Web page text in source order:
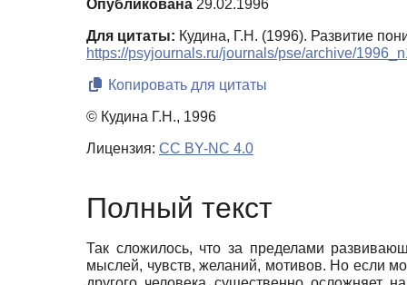
Опубликована 29.02.1996
Для цитаты: Кудина, Г.Н. (1996). Развитие
https://psyjournals.ru/journals/pse/archive/
Копировать для цитаты
© Кудина Г.Н., 1996
Лицензия: CC BY-NC 4.0
Полный текст
Так сложилось, что за пределами
мыслей, чувств, желаний, мотивов. Но если